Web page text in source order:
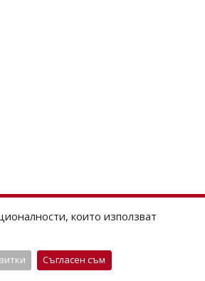
които използват
Съгласен съм